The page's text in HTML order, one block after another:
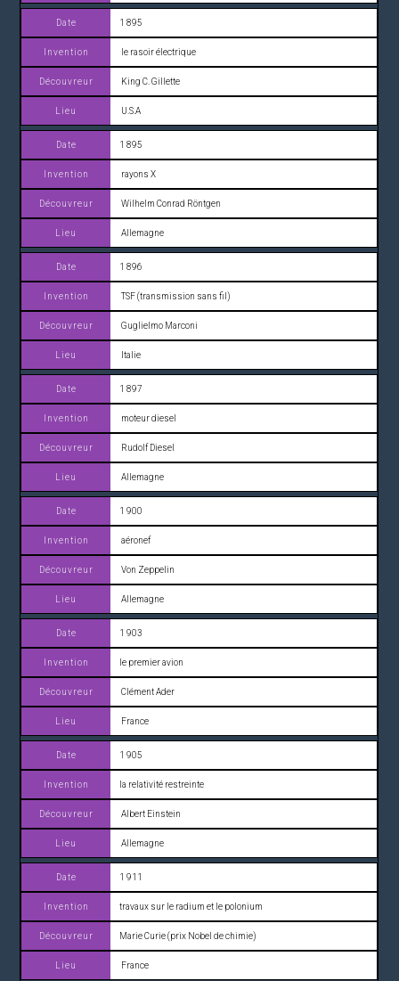
1 895
le rasoir électrique
King C. Gillette
U.S.A
1 895
rayons X
Wilhelm Conrad Röntgen
Allemagne
1 896
TSF (transmission sans fil)
Guglielmo Marconi
Italie
1 897
moteur diesel
Rudolf Diesel
Allemagne
1 900
aéronef
Von Zeppelin
Allemagne
1 903
le premier avion
Clément Ader
France
1 905
la relativité restreinte
Albert Einstein
Allemagne
1 911
travaux sur le radium et le polonium
Marie Curie (prix Nobel de chimie)
France